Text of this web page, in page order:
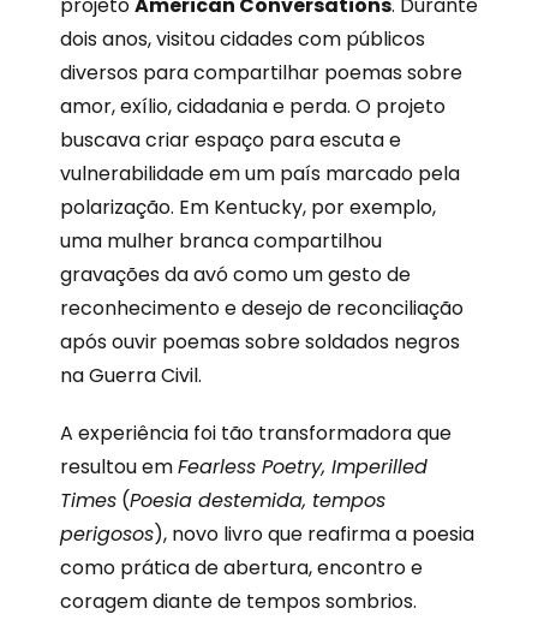
dois anos, visitou cidades com públicos
diversos para compartilhar poemas sobre
amor, exílio, cidadania e perda. O projeto
buscava criar espaço para escuta e
vulnerabilidade em um país marcado pela
polarização. Em Kentucky, por exemplo,
uma mulher branca compartilhou
gravações da avó como um gesto de
reconhecimento e desejo de reconciliação
após ouvir poemas sobre soldados negros
na Guerra Civil.
A experiência foi tão transformadora que
resultou emFearless Poetry, Imperilled
Times (Poesia destemida, tempos
perigosos), novo livro que reafirma a poesia
como prática de abertura, encontro e
coragem diante de tempos sombrios.